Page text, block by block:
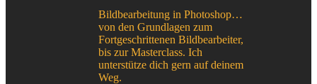
Bildbearbeitung in Photoshop…
von den Grundlagen zum
Fortgeschrittenen Bildbearbeiter,
bis zur Masterclass. Ich
unterstütze dich gern auf deinem
Weg.